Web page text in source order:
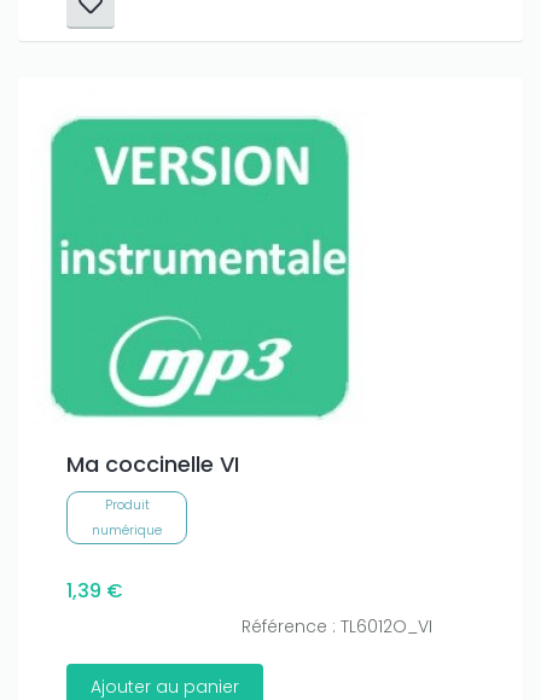
Ma coccinelle VI
Produit
numérique
1,39 €
Référence : TL6012O_VI
Ajouter au panier